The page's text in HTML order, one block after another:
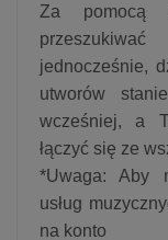
Za pomocą
jednocześnie,
utworów
wcześniej, a
łączyć się ze
*Uwaga: Aby
usług
na konto